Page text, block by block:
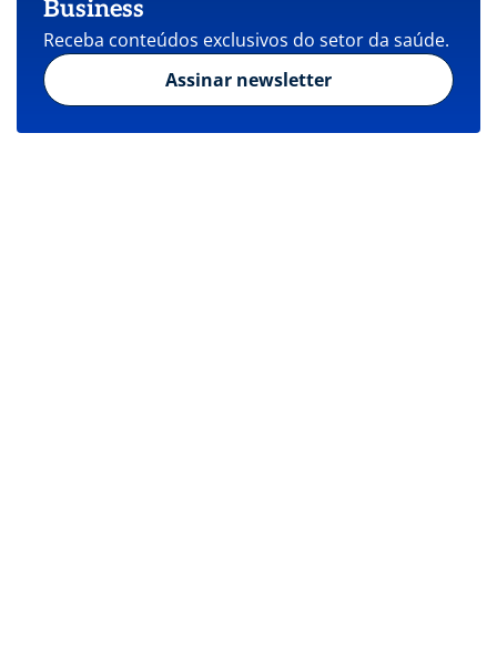
Business
Receba conteúdos exclusivos do setor da saúde.
Assinar newsletter